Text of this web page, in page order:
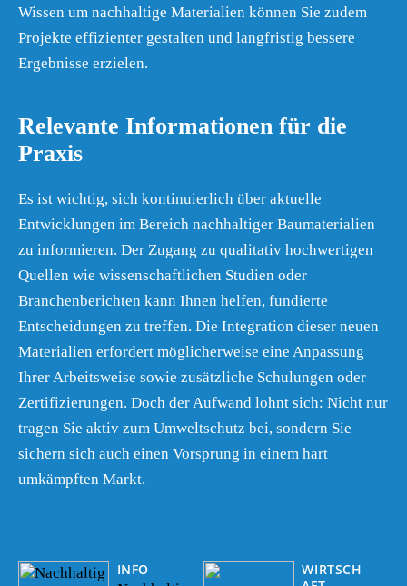
Wissen um nachhaltige Materialien können Sie zudem
Projekte effizienter gestalten und langfristig bessere
Ergebnisse erzielen.
Relevante Informationen für die
Praxis
Es ist wichtig, sich kontinuierlich über aktuelle
Entwicklungen im Bereich nachhaltiger Baumaterialien
zu informieren. Der Zugang zu qualitativ hochwertigen
Quellen wie wissenschaftlichen Studien oder
Branchenberichten kann Ihnen helfen, fundierte
Entscheidungen zu treffen. Die Integration dieser neuen
Materialien erfordert möglicherweise eine Anpassung
Ihrer Arbeitsweise sowie zusätzliche Schulungen oder
Zertifizierungen. Doch der Aufwand lohnt sich: Nicht nur
tragen Sie aktiv zum Umweltschutz bei, sondern Sie
sichern sich auch einen Vorsprung in einem hart
umkämpften Markt.
INFO
WIRTSCH